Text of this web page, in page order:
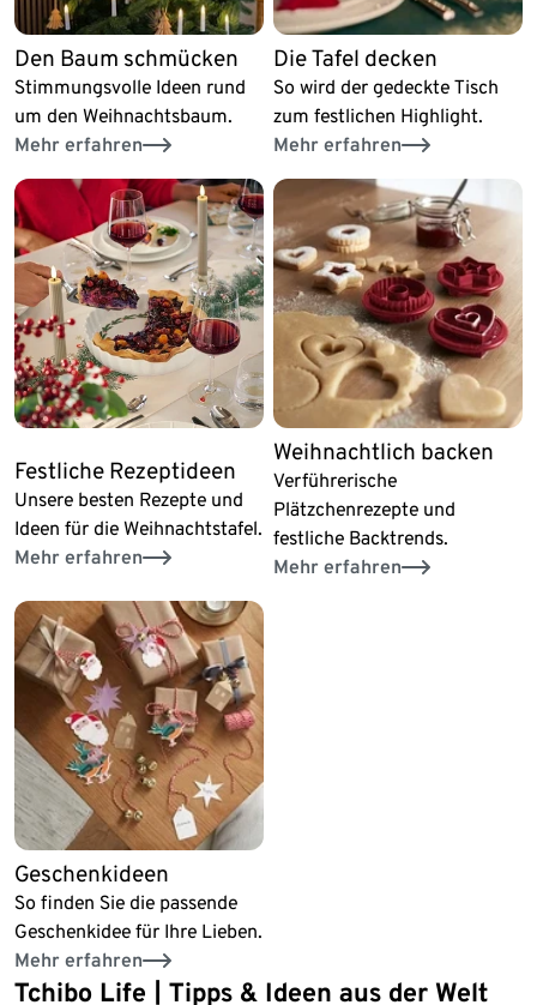
Den Baum schmücken
Stimmungsvolle Ideen rund
um den Weihnachtsbaum.
Mehr erfahren
Die Tafel decken
So wird der gedeckte Tisch
zum festlichen Highlight.
Mehr erfahren
Festliche Rezeptideen
Unsere besten Rezepte und
Ideen für die Weihnachtstafel.
Mehr erfahren
Weihnachtlich backen
Verführerische
Plätzchenrezepte und
festliche Backtrends.
Mehr erfahren
Geschenkideen
So finden Sie die passende
Geschenkidee für Ihre Lieben.
Mehr erfahren
Tchibo Life | Tipps & Ideen aus der Welt
Ende der Auflistung